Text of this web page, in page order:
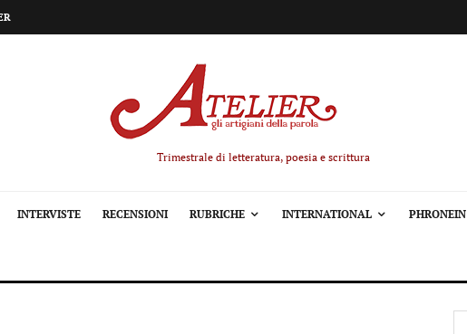
Trimestrale di letteratura, poesia e scrittura
INTERVISTE RECENSIONI RUBRICHE INTERNATIONAL PHRONEIN